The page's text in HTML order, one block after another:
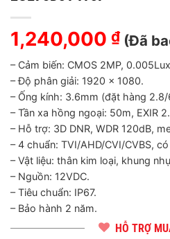
1,240,000 ₫ (Đã
– Cảm biến: CMOS 2MP,
– Độ phân giải: 1920 x 1080.
– Ống kính: 3.6mm (đặt hàng
– Tần xa hồng ngoại: 50m, EXIR
– Hỗ trợ: 3D DNR, WDR 120dB,
– 4 chuẩn: TVI/AHD/CVI/CVBS,
– Vật liệu: thân kim loại, khung
– Nguồn: 12VDC.
– Tiêu chuẩn: IP67.
– Bảo hành 2 năm.
HỖ TRỢ